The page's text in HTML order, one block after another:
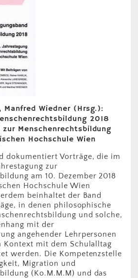
Manfred Wiedner (Hrsg.):
2018
zur Menschenrechtsbildung
Hochschule Wien
dokumentiert Vorträge, die im
zur
am 10. Dezember 2018
Hochschule Wien
beinhaltet der Band
in denen philosophische
und solche,
mit der
angehender Lehrpersonen
Kontext mit dem Schulalltag
werden. Die Kompetenzstelle
Migration und
(Ko.M.M.M) und das